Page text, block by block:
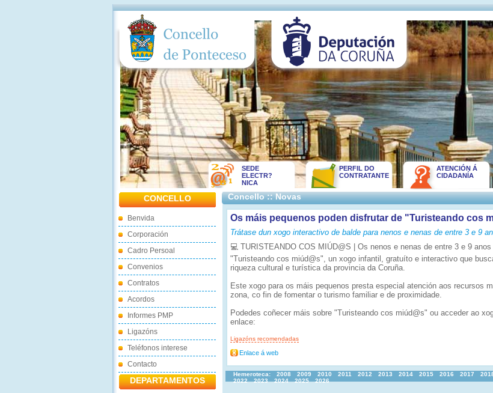
SEDE
ELECTR?
NICA
PERFIL DO
CONTRATANTE
ATENCIÓN Á
CIDADANÍA
CONCELLO
Benvida
Corporación
Cadro Persoal
Convenios
Contratos
Acordos
Informes PMP
Ligazóns
Teléfonos interese
Contacto
DEPARTAMENTOS
Concello :: Novas
Os máis pequenos poden disfrutar de "Turisteando cos
Trátase dun xogo interactivo de balde para nenos e nenas de entre 3 e 9
💻 TURISTEANDO COS MIÚD@S | Os nenos e nenas de entre 3 e 9
"Turisteando cos miúd@s", un xogo infantil, gratuíto e interactivo que
riqueza cultural e turística da provincia da Coruña.
Este xogo para os máis pequenos presta especial atención aos recursos
zona, co fin de fomentar o turismo familiar e de proximidade.
Podedes coñecer máis sobre "Turisteando cos miúd@s" ou acceder ao
enlace:
Ligazóns recomendadas
Enlace á web
Hemeroteca: 2008 2009 2010 2011 2012 2013 2014 2015 2016 2017
2022
2023 2024 2025 2026